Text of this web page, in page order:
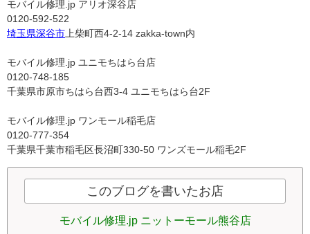
モバイル修理.jp アリオ深谷店
0120-592-522
埼玉県深谷市 上柴町西4-2-14 zakka-town内
モバイル修理.jp ユニモちはら台店
0120-748-185
千葉県市原市ちはら台西3-4 ユニモちはら台2F
モバイル修理.jp ワンモール稲毛店
0120-777-354
千葉県千葉市稲毛区長沼町330-50 ワンズモール稲毛2F
このブログを書いたお店
モバイル修理.jp ニットーモール熊谷店